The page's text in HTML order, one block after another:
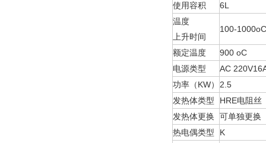
使用容积
6L
温度
上升时间
100-
额定温度
900 oC
电源类型
AC
功率（KW）
2.5
发热体类型
HRE电阻丝
发热体更换
可单独更换
热电偶类型
K